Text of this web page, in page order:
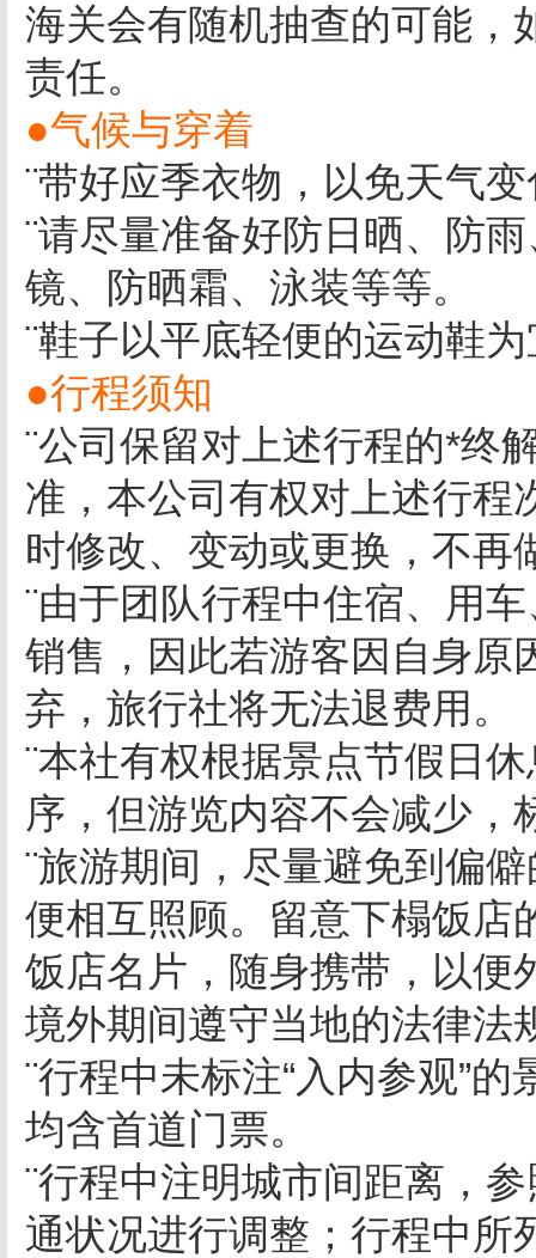
海关会有随机抽查的可能，
责任。
●气候与穿着
¨带好应季衣物，以免天气
¨请尽量准备好防日晒、防
镜、防晒霜、泳装等等。
¨鞋子以平底轻便的运动鞋
●行程须知
¨公司保留对上述行程的*终
准，本公司有权对上述行程
时修改、变动或更换，不再
¨由于团队行程中住宿、用
销售，因此若游客因自身原
弃，旅行社将无法退费用。
¨本社有权根据景点节假日
序，但游览内容不会减少，
¨旅游期间，尽量避免到偏
便相互照顾。留意下榻饭店
饭店名片，随身携带，以便
境外期间遵守当地的法律法
¨行程中未标注“入内参观”
均含首道门票。
¨行程中注明城市间距离，
通状况进行调整；行程中所